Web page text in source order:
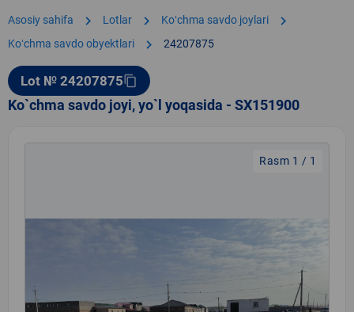
Asosiy sahifa chevron_right Lotlar chevron_right Koʻchma savdo joylari chevron_right
Koʻchma savdo obyektlari chevron_right 24207875
Lot № 24207875content_copy
Ko`chma savdo joyi, yo`l yoqasida - SX151900
Rasm 1 / 1